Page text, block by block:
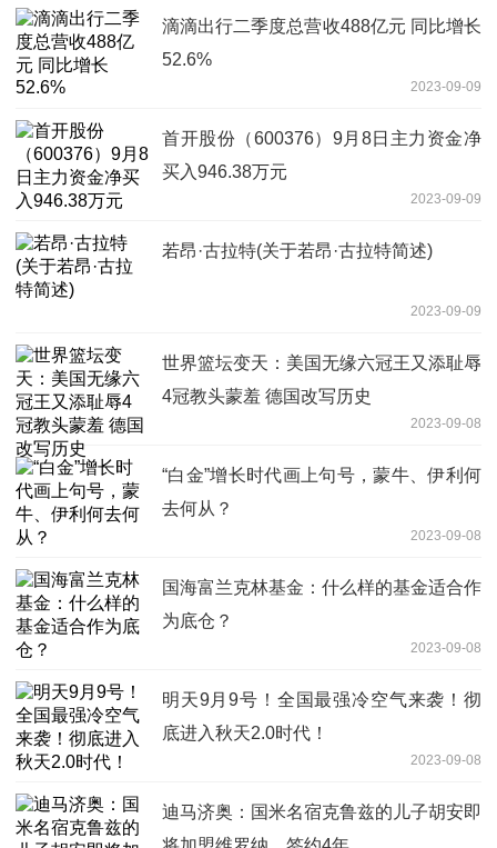
滴滴出行二季度总营收488亿元 同比增长
52.6%
2023-09-09
首开股份（600376）9月8日主力资金净
买入946.38万元
2023-09-09
若昂·古拉特(关于若昂·古拉特简述)
2023-09-09
世界篮坛变天：美国无缘六冠王又添耻辱
4冠教头蒙羞 德国改写历史
2023-09-08
“白金”增长时代画上句号，蒙牛、伊利何
去何从？
2023-09-08
国海富兰克林基金：什么样的基金适合作
为底仓？
2023-09-08
明天9月9号！全国最强冷空气来袭！彻
底进入秋天2.0时代！
2023-09-08
迪马济奥：国米名宿克鲁兹的儿子胡安即